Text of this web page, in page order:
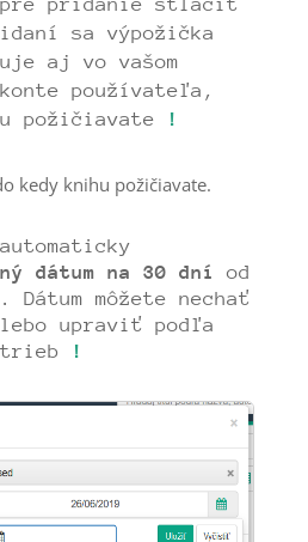
pre pridanie stlačiť
sa výpožička
aj vo vašom
používateľa,
požičiavate
!
kedy knihu požičiavate.
dátum na 30 dní
od
Dátum môžete nechať
upraviť podľa
!